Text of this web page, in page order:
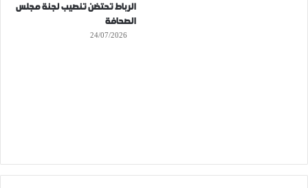
الرباط تحتضن تنصيب لجنة مجلس
الصحافة
24/07/2026